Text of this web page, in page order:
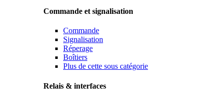
Commande et signalisation
Commande
Signalisation
Réperage
Boîtiers
Plus de cette sous catégorie
Relais & interfaces